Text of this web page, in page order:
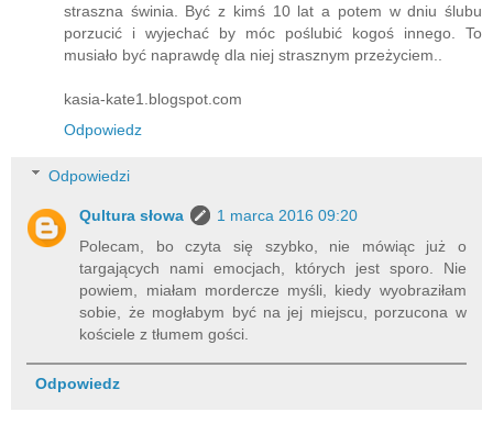
straszna świnia. Być z kimś 10 lat a potem w dniu ślubu
porzucić i wyjechać by móc poślubić kogoś innego. To
musiało być naprawdę dla niej strasznym przeżyciem..
kasia-kate1.blogspot.com
Odpowiedz
Odpowiedzi
Qultura słowa
1 marca 2016 09:20
Polecam, bo czyta się szybko, nie mówiąc już o
targających nami emocjach, których jest sporo. Nie
powiem, miałam mordercze myśli, kiedy wyobraziłam
sobie, że mogłabym być na jej miejscu, porzucona w
kościele z tłumem gości.
Odpowiedz